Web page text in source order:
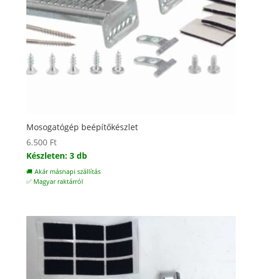
Mosogatógép beépítőkészlet
6.500 Ft
Készleten: 3 db
🚚 Akár másnapi szállítás
✅ Magyar raktárról